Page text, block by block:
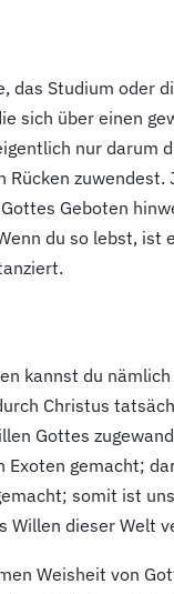
das Studium oder
sich über einen
nur darum
Geboten
du so lebst, ist
kannst du
Christus
Gottes
gemacht;
somit ist
Willen dieser Welt
Weisheit von